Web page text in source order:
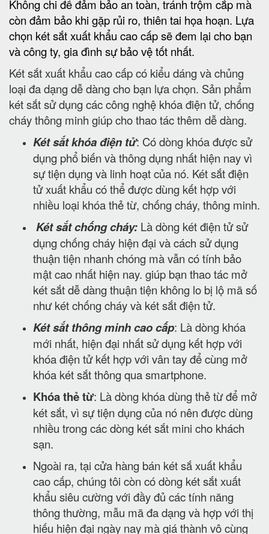
Không chi để đảm bảo an toàn, tránh trộm cắp mà
còn đảm bảo khi gặp rủi ro, thiên tai họa hoạn. Lựa
chọn két sắt xuất khẩu cao cấp sẽ đem lại cho bạn
và công ty, gia đình sự bảo vệ tốt nhất.
Két sắt xuất khẩu cao cấp có kiểu dáng và chủng
loại đa dạng dễ dàng cho bạn lựa chọn. Sản phẩm
két sắt sử dụng các công nghệ khóa điện tử, chống
cháy thông minh giúp cho thao tác thêm dễ dàng.
Két sắt khóa điện tử: Có dòng khóa được sử
dụng phổ biến và thông dụng nhất hiện nay vì
sự tiện dụng và linh hoạt của nó. Két sắt điện
tử xuất khẩu có thể được dùng kết hợp với
nhiều loại khóa thẻ từ, chống cháy, thông minh.
Két sắt chống cháy: Là dòng két điện tử sử
dụng chống cháy hiện đại và cách sử dụng
thuận tiện nhanh chóng mà vẫn có tính bảo
mật cao nhất hiện nay. giúp bạn thao tác mở
két sắt dễ dàng thuận tiện không lo bị lộ mã số
như két chống cháy và két sắt điện tử.
Két sắt thông minh cao cấp: Là dòng khóa
mới nhất, hiện đại nhất sử dụng kết hợp với
khóa điện tử kết hợp với vân tay để cùng mở
khóa két sắt thông qua smartphone.
Khóa thẻ từ: Là dòng khóa dùng thẻ từ để mở
két sắt, vì sự tiện dụng của nó nên được dùng
nhiều trong các dòng két sắt mini cho khách
sạn.
Ngoài ra, tại cửa hàng bán két sắ xuất khẩu
cao cấp, chúng tôi còn có dòng két sắt xuất
khẩu siêu cường với đầy đủ các tính năng
thông thường, mẫu mã đa dạng và hợp với thị
hiếu hiện đại ngày nay mà giá thành vô cùng